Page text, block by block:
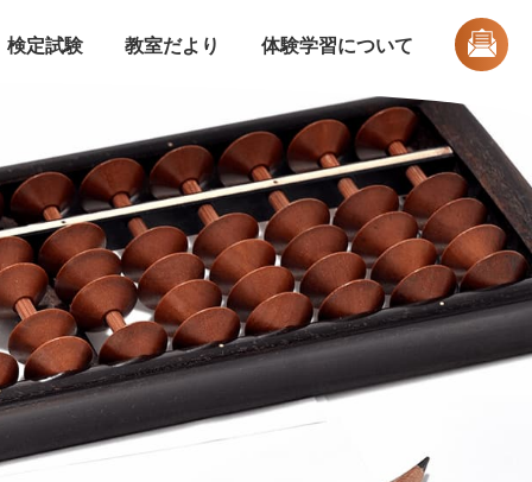
検定試験 教室だより 体験学習について